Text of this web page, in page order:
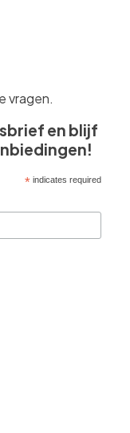
vragen.
en blijf
*indicates required